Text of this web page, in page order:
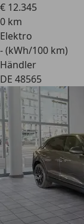
€ 12.345
0 km
Elektro
- (kWh/100 km)
Händler
DE 48565